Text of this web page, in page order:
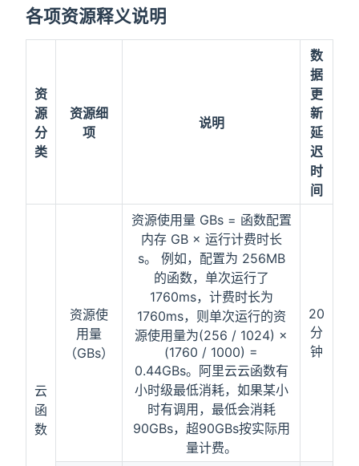
各项资源释义说明
资
源
分
类
资源细
项
说明
数
据
更
新
延
迟
时
间
云
函
数
资源使
用量
（GBs）
资源使用量 GBs = 函数配置
内存 GB × 运行计费时长
s。 例如，配置为 256MB
的函数，单次运行了
1760ms，计费时长为
1760ms，则单次运行的资
源使用量为(256 / 1024) ×
(1760 / 1000) =
0.44GBs。阿里云云函数有
小时级最低消耗，如果某小
时有调用，最低会消耗
90GBs，超90GBs按实际用
量计费。
20
分
钟